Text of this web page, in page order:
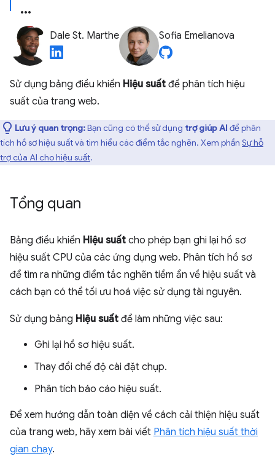
Dale St. Marthe Sofia Emelianova
Sử dụng bảng điều khiển Hiệu suất để phân tích hiệu
suất của trang web.
Lưu ý quan trọng:Bạn cũng có thể sử dụng trợ giúp AI để phân
tích hồ sơ hiệu suất và tìm hiểu các điểm tắc nghẽn. Xem phần Sự hỗ
trợ của AI cho hiệu suất.
Tổng quan
Bảng điều khiển Hiệu suất cho phép bạn ghi lại hồ sơ
hiệu suất CPU của các ứng dụng web. Phân tích hồ sơ
để tìm ra những điểm tắc nghẽn tiềm ẩn về hiệu suất và
cách bạn có thể tối ưu hoá việc sử dụng tài nguyên.
Sử dụng bảng Hiệu suất để làm những việc sau:
Ghi lại hồ sơ hiệu suất.
Thay đổi chế độ cài đặt chụp.
Phân tích báo cáo hiệu suất.
Để xem hướng dẫn toàn diện về cách cải thiện hiệu suất
của trang web, hãy xem bài viết Phân tích hiệu suất thời
gian chạy.